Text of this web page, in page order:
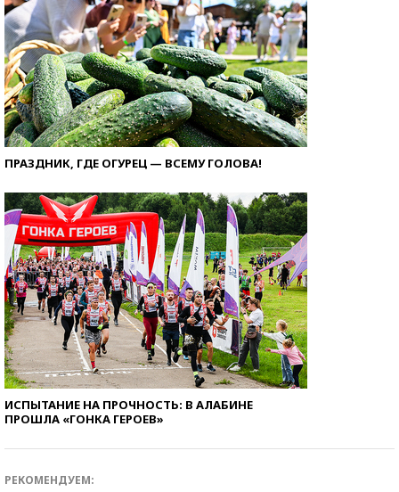
ПРАЗДНИК, ГДЕ ОГУРЕЦ — ВСЕМУ ГОЛОВА!
ИСПЫТАНИЕ НА ПРОЧНОСТЬ: В АЛАБИНЕ
ПРОШЛА «ГОНКА ГЕРОЕВ»
РЕКОМЕНДУЕМ: